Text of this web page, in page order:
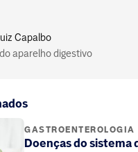
Capalbo
aparelho digestivo
GASTROENTEROLOGIA
Doenças do sistema